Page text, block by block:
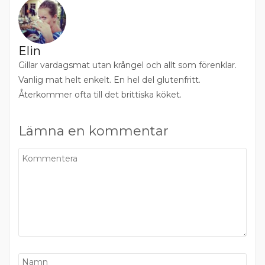
Elin
Gillar vardagsmat utan krångel och allt som förenklar.
Vanlig mat helt enkelt. En hel del glutenfritt.
Återkommer ofta till det brittiska köket.
Lämna en kommentar